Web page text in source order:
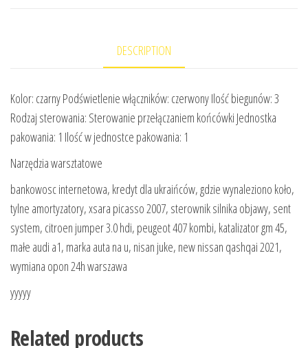
DESCRIPTION
Kolor: czarny Podświetlenie włączników: czerwony Ilość biegunów: 3
Rodzaj sterowania: Sterowanie przełączaniem końcówki Jednostka
pakowania: 1 Ilość w jednostce pakowania: 1
Narzędzia warsztatowe
bankowosc internetowa, kredyt dla ukraińców, gdzie wynaleziono koło,
tylne amortyzatory, xsara picasso 2007, sterownik silnika objawy, sent
system, citroen jumper 3.0 hdi, peugeot 407 kombi, katalizator gm 45,
małe audi a1, marka auta na u, nisan juke, new nissan qashqai 2021,
wymiana opon 24h warszawa
yyyyy
Related products